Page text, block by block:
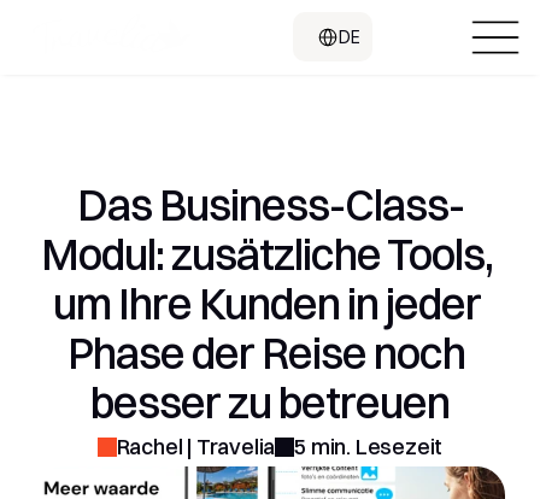
DE
Das Business-Class-
Modul: zusätzliche Tools,
um Ihre Kunden in jeder
Phase der Reise noch
besser zu betreuen
Rachel | Travelia 5 min. Lesezeit